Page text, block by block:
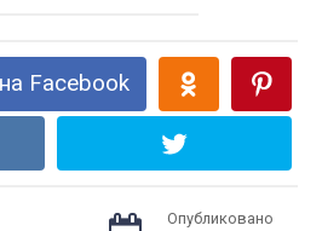
Facebook
Опубликовано